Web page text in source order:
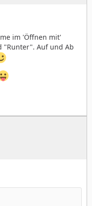
im 'Öffnen mit'
"Runter". Auf und Ab